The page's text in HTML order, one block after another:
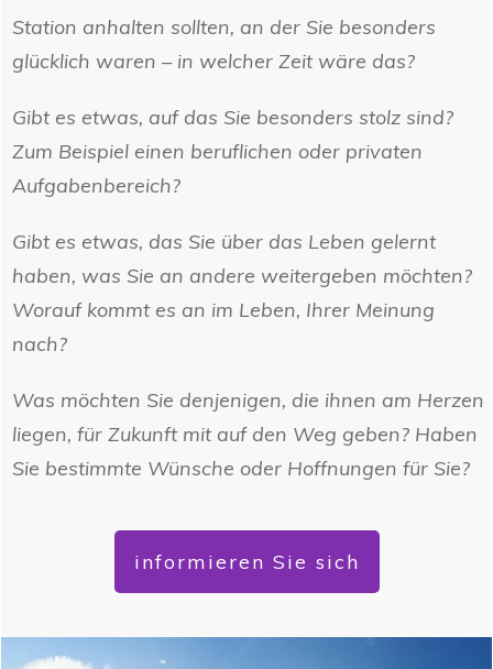
Station anhalten sollten, an der Sie besonders
glücklich waren – in welcher Zeit wäre das?
Gibt es etwas, auf das Sie besonders stolz sind?
Zum Beispiel einen beruflichen oder privaten
Aufgabenbereich?
Gibt es etwas, das Sie über das Leben gelernt
haben, was Sie an andere weitergeben möchten?
Worauf kommt es an im Leben, Ihrer Meinung
nach?
Was möchten Sie denjenigen, die ihnen am Herzen
liegen, für Zukunft mit auf den Weg geben? Haben
Sie bestimmte Wünsche oder Hoffnungen für Sie?
informieren Sie sich